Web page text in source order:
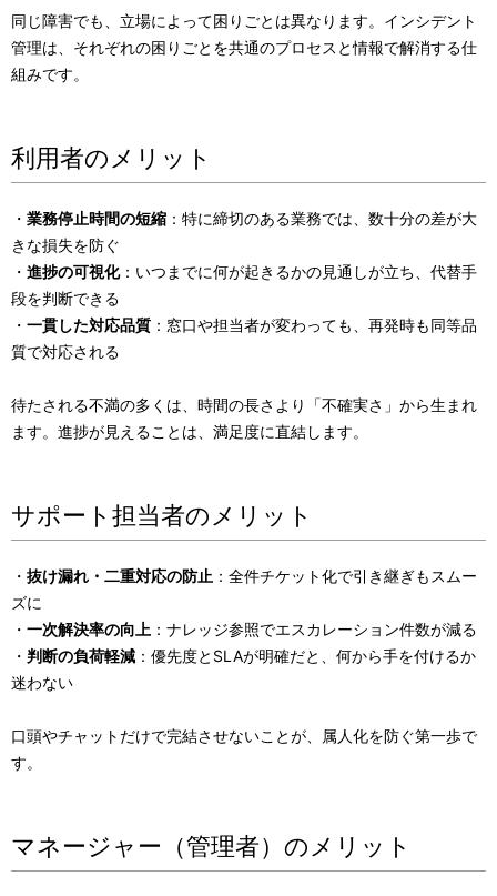
同じ障害でも、立場によって困りごとは異なります。インシデント
管理は、それぞれの困りごとを共通のプロセスと情報で解消する仕
組みです。
利用者のメリット
・ 業務停止時間の短縮 ：特に締切のある業務では、数十分の差が大
きな損失を防ぐ
・ 進捗の可視化：いつまでに何が起きるかの見通しが立ち、代替手
段を判断できる
・ 一貫した対応品質 ：窓口や担当者が変わっても、再発時も同等品
質で対応される
待たされる不満の多くは、時間の長さより「不確実さ」から生まれ
ます。進捗が見えることは、満足度に直結します。
サポート担当者のメリット
・ 抜け漏れ・二重対応の防止 ：全件チケット化で引き継ぎもスムー
ズに
・ 一次解決率の向上 ：ナレッジ参照でエスカレーション件数が減る
・ 判断の負荷軽減 ：優先度とSLAが明確だと、何から手を付けるか
迷わない
口頭やチャットだけで完結させないことが、属人化を防ぐ第一歩で
す。
マネージャー（管理者）のメリット